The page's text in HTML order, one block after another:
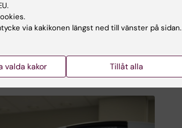
men det är ofta svårt att i
att hjälpa i det enskilda
medicin. Rimma Axelsson
rätt patient med PET
via kakikonen längst ned till vänster på sidan.
valda kakor Tillåt alla